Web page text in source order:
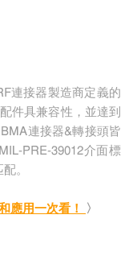
連接器製造商定義的
件具兼容性，並達到
連接器&轉接頭皆
PRE-39012介面標
。
應用一次看！ 〉